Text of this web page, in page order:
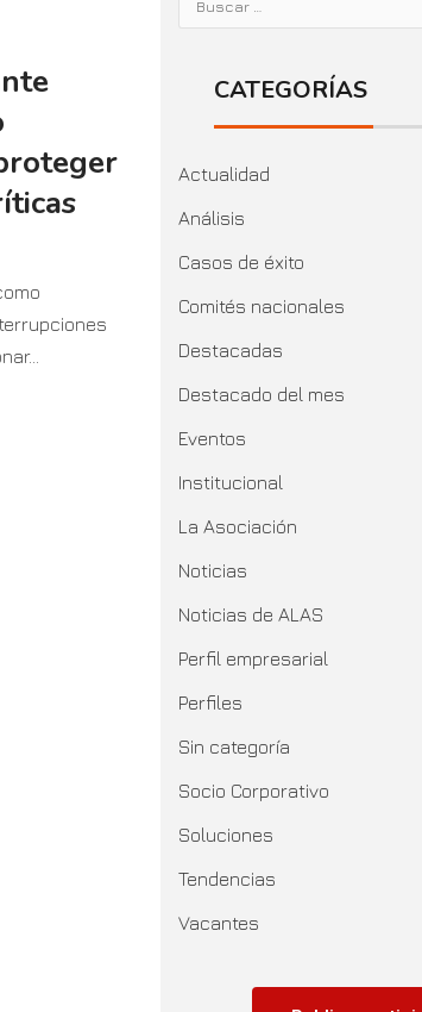
CATEGORÍAS
Actualidad
Análisis
Casos de éxito
Comités nacionales
Destacadas
Destacado del mes
Eventos
Institucional
La Asociación
Noticias
Noticias de ALAS
Perfil empresarial
Perfiles
Sin categoría
Socio Corporativo
Soluciones
Tendencias
Vacantes